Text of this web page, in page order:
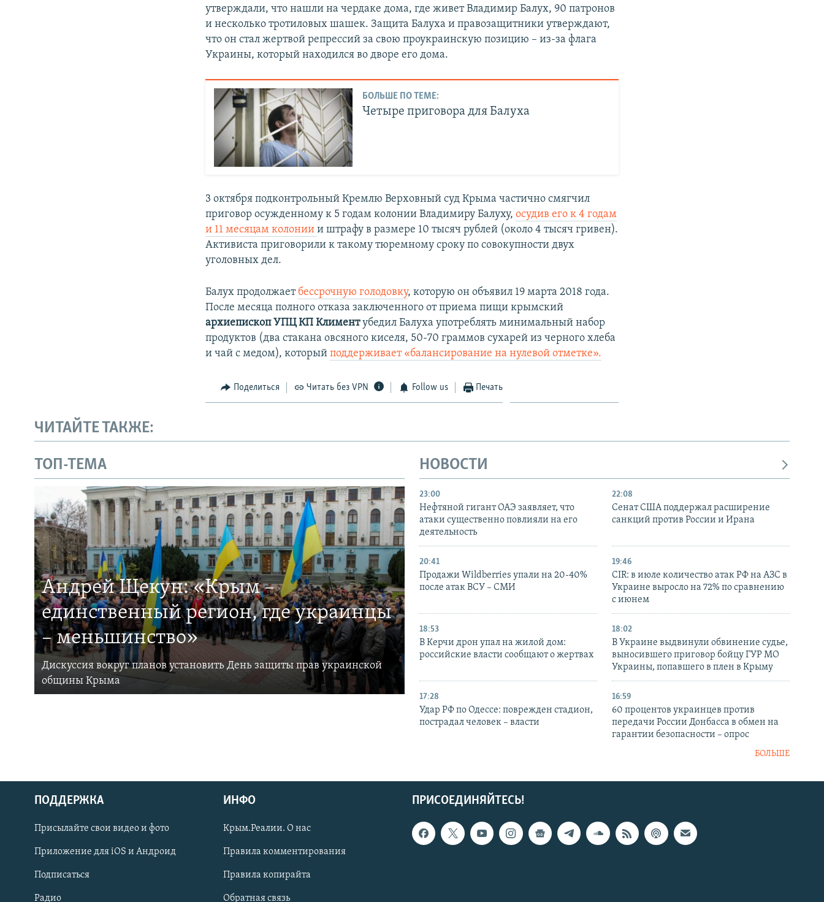
Українською
Qırımtatar
ПРИСОЕДИНЯЙТЕСЬ!
утверждали, что нашли на чердаке дома, где живет Владимир Балух, 90 патронов
и несколько тротиловых шашек. Защита Балуха и правозащитники утверждают,
что он стал жертвой репрессий за свою проукраинскую позицию – из-за флага
Украины, который находился во дворе его дома.
БОЛЬШЕ ПО ТЕМЕ:
Четыре приговора для Балуха
3 октября подконтрольный Кремлю Верховный суд Крыма частично смягчил
приговор осужденному к 5 годам колонии Владимиру Балуху,осудив его к 4 годам
и 11 месяцам колониии штрафу в размере 10 тысяч рублей (около 4 тысяч гривен).
Активиста приговорили к такому тюремному сроку по совокупности двух
уголовных дел.
Балух продолжает бессрочную голодовку, которую он объявил 19 марта 2018 года.
После месяца полного отказа заключенного от приема пищи крымский
архиепископ УПЦ КП Климентубедил Балуха употреблять минимальный набор
продуктов (два стакана овсяного киселя, 50-70 граммов сухарей из черного хлеба
и чай с медом), которыйподдерживает «балансирование на нулевой отметке».
Поделиться Читать без VPN Follow us Печать
ЧИТАЙТЕ ТАКЖЕ:
ТОП-ТЕМА
Андрей Щекун: «Крым –
единственный регион, где украинцы
– меньшинство»
Дискуссия вокруг планов установить День защиты прав украинской
общины Крыма
НОВОСТИ
23:00
Нефтяной гигант ОАЭ заявляет, что
атаки существенно повлияли на его
деятельность
22:08
Сенат США поддержал расширение
санкций против России и Ирана
20:41
Продажи Wildberries упали на 20-40%
после атак ВСУ – СМИ
19:46
CIR: в июле количество атак РФ на АЗС в
Украине выросло на 72% по сравнению
с июнем
18:53
В Керчи дрон упал на жилой дом:
российские власти сообщают о жертвах
18:02
В Украине выдвинули обвинение судье,
выносившего приговор бойцу ГУР МО
Украины, попавшего в плен в Крыму
17:28
Удар РФ по Одессе: поврежден стадион,
пострадал человек – власти
16:59
60 процентов украинцев против
передачи России Донбасса в обмен на
гарантии безопасности – опрос
БОЛЬШЕ
ПРИСОЕДИНЯЙТЕСЬ!
ПОДДЕРЖКА
Присылайте свои видео и фото
Приложение для iOS и Андроид
Подписаться
Радио
ИНФО
Крым.Реалии. О нас
Правила комментирования
Правила копирайта
Обратная связь